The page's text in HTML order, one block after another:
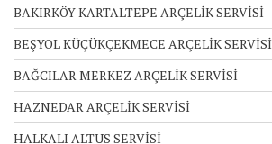
BAKIRKÖY KARTALTEPE ARÇELİK SERVİSİ
BEŞYOL KÜÇÜKÇEKMECE ARÇELİK SERVİSİ
BAĞCILAR MERKEZ ARÇELİK SERVİSİ
HAZNEDAR ARÇELİK SERVİSİ
HALKALI ALTUS SERVİSİ